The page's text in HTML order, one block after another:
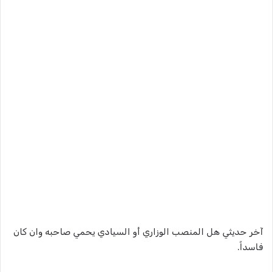
آخر حديثي هل المنصب الوزاري أو السيادي يحمي صاحبه وان كان
فاسداً.